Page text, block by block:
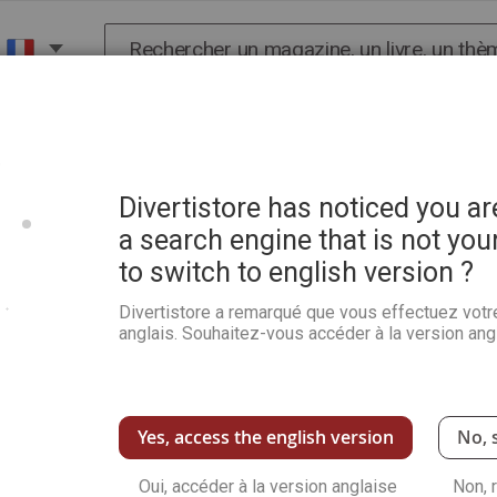
- Les Dossiers de La Marche de l'Histoire 04
Maisons closes - Secrets
Dossiers de La Marche
Soyez le premier à commenter ce produit
de luxe comme leOne Two Two
aux
monde clandestin régi par des rituels
sujets tabous comme les bordels militaires,
Divertistore has noticed you
a search engine that is not
to switch to english version ?
Divertistore a remarqué que vous effectuez
anglais. Souhaitez-vous accéder à la version
Yes, access the english version
Oui, accéder à la version anglaise
No,
Non,